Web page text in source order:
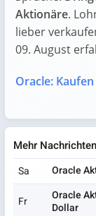
Aktionäre.
lieber
09. August
Oracle:
Mehr
Sa Oracle
Fr
Oracle
Dollar